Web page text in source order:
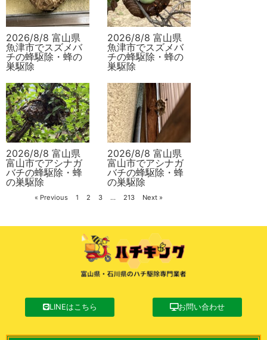
2026/8/8 富山県
魚津市でスズメバ
チの蜂駆除・蜂の
巣駆除
2026/8/8 富山県
魚津市でスズメバ
チの蜂駆除・蜂の
巣駆除
2026/8/8 富山県
富山市でアシナガ
バチの蜂駆除・蜂
の巣駆除
2026/8/8 富山県
富山市でアシナガ
バチの蜂駆除・蜂
の巣駆除
« Previous 1 2 3 … 213 Next »
LINEはこちら お問い合わせ